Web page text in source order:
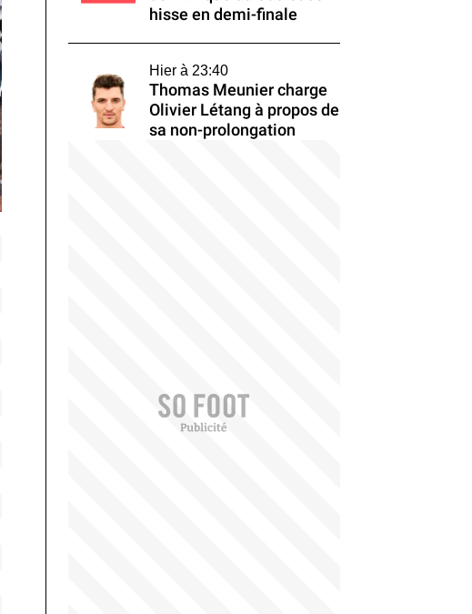
hisse en demi-finale
Hier à 23:40
Thomas Meunier charge
Olivier Létang à propos de
sa non-prolongation